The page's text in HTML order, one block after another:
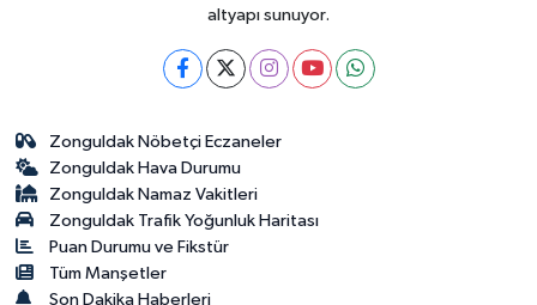
altyapı sunuyor.
Zonguldak Nöbetçi Eczaneler
Zonguldak Hava Durumu
Zonguldak Namaz Vakitleri
Zonguldak Trafik Yoğunluk Haritası
Puan Durumu ve Fikstür
Tüm Manşetler
Son Dakika Haberleri